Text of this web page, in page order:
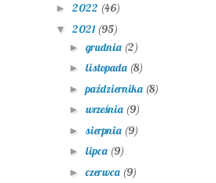
► 2022 (46)
▼ 2021 (95)
► grudnia (2)
► listopada (8)
►października (8)
► września (9)
► sierpnia (9)
► lipca (9)
►czerwca (9)